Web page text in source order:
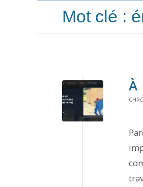
Mot clé :
À